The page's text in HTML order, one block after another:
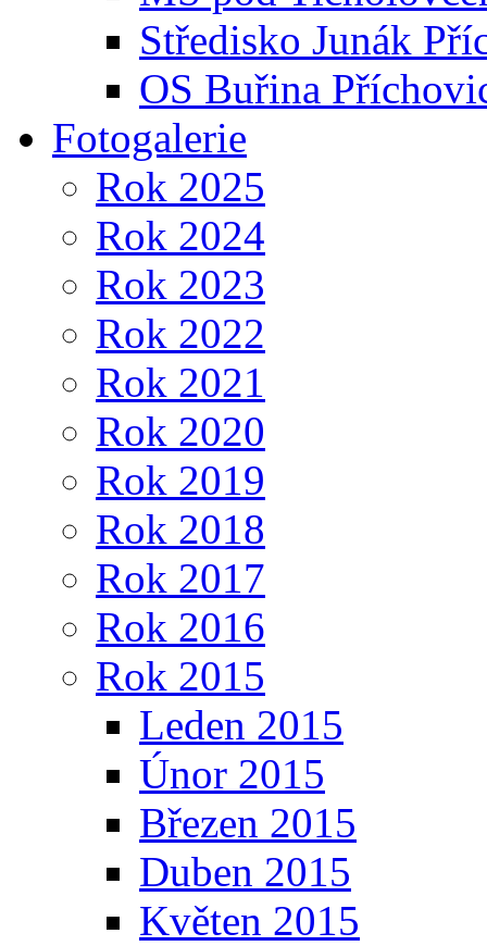
Středisko Junák
OS Buřina
Fotogalerie
Rok 2025
Rok 2024
Rok 2023
Rok 2022
Rok 2021
Rok 2020
Rok 2019
Rok 2018
Rok 2017
Rok 2016
Rok 2015
Leden 2015
Únor 2015
Březen 2015
Duben 2015
Květen 2015